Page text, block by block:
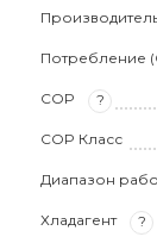
Потребление
COP ?
COP Класс
Диапазон
Хладагент ?